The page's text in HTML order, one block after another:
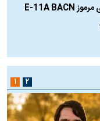
هواپیمای مرموز E-11A BACN
۱ ۲